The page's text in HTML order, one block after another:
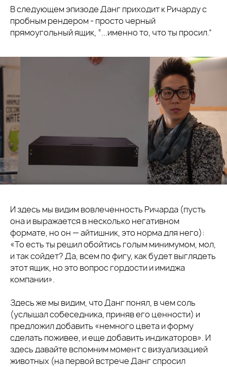
В следующем эпизоде Данг приходит к Ричарду с
пробным рендером - просто черный
прямоугольный ящик, “...именно то, что ты просил.”
И здесь мы видим вовлеченность Ричарда (пусть
она и выражается в несколько негативном
формате, но он — айтишник, это норма для него):
«То есть ты решил обойтись голым минимумом, мол,
и так сойдет? Да, всем по фигу, как будет выглядеть
этот ящик, но это вопрос гордости и имиджа
компании».
Здесь же мы видим, что Данг понял, в чем соль
(услышал собеседника, приняв его ценности) и
предложил добавить «немного цвета и форму
сделать поживее, и еще добавить индикаторов». И
здесь давайте вспомним момент с визуализацией
животных (на первой встрече Данг спросил